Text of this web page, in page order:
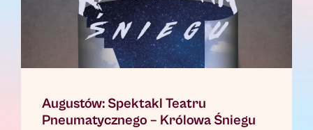
Augustów: Spektakl Teatru
Pneumatycznego – Królowa Śniegu